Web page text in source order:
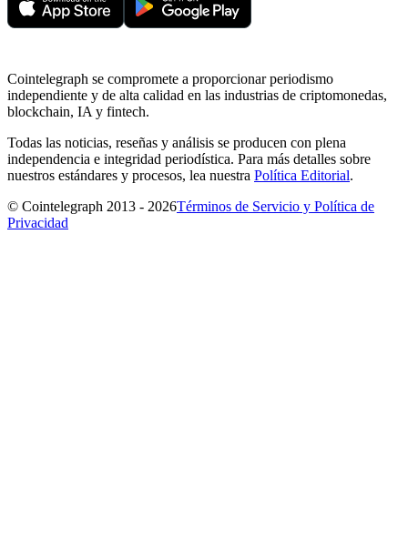
Cointelegraph se compromete a proporcionar periodismo
independiente y de alta calidad en las industrias de criptomonedas,
blockchain, IA y fintech.
Todas las noticias, reseñas y análisis se producen con plena
independencia e integridad periodística. Para más detalles sobre
nuestros estándares y procesos, lea nuestra Política Editorial.
© Cointelegraph 2013 - 2026Términos de Servicio y Política de
Privacidad